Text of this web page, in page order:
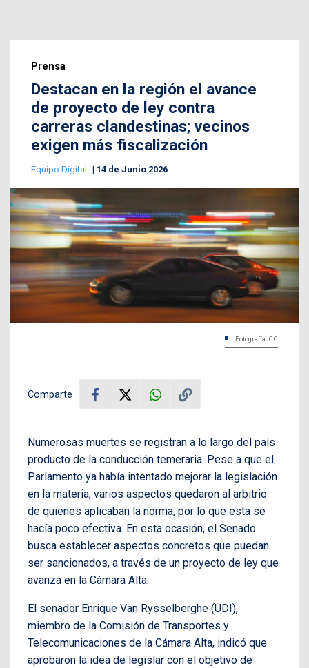
Prensa
Destacan en la región el avance
de proyecto de ley contra
carreras clandestinas; vecinos
exigen más fiscalización
Equipo Digital 14 de Junio 2026
Fotografía: CC
Comparte
Numerosas muertes se registran a lo largo del país
producto de la conducción temeraria. Pese a que el
Parlamento ya había intentado mejorar la legislación
en la materia, varios aspectos quedaron al arbitrio
de quienes aplicaban la norma, por lo que esta se
hacía poco efectiva. En esta ocasión, el Senado
busca establecer aspectos concretos que puedan
ser sancionados, a través de un proyecto de ley que
avanza en la Cámara Alta.
El senador Enrique Van Rysselberghe (UDI),
miembro de la Comisión de Transportes y
Telecomunicaciones de la Cámara Alta, indicó que
aprobaron la idea de legislar con el objetivo de